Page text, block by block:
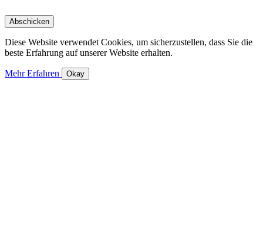
Diese Website verwendet Cookies, um sicherzustellen, dass Sie die
beste Erfahrung auf unserer Website erhalten.
Mehr Erfahren Okay